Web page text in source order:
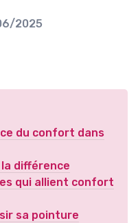
2025
du confort dans
différence
qui allient confort
sa pointure